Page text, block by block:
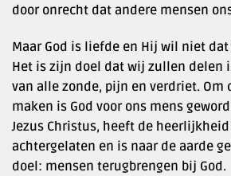
door onrecht dat andere mensen
Maar God is liefde en Hij wil niet
Het is zijn doel dat wij zullen delen
van alle zonde, pijn en verdriet.
maken is God voor ons mens
Jezus Christus, heeft de
achtergelaten en is naar de aarde
doel: mensen terugbrengen bij God.